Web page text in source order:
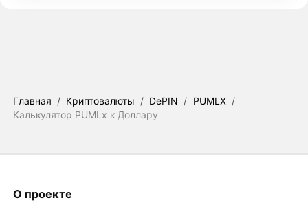
Главная / Криптовалюты / DePIN / PUMLX /
Калькулятор PUMLx к Доллару
О проекте